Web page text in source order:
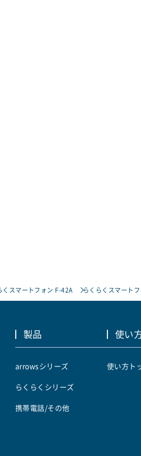
くスマートフォン F-42A らくらくスマート
製品
arrowsシリーズ
らくらくシリーズ
携帯電話/その他
使い
使い方ト